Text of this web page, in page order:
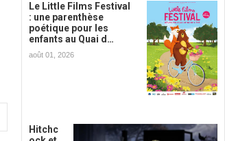
Le Little Films Festival
: une parenthèse
poétique pour les
enfants au Quai d…
août 01, 2026
Hitchc